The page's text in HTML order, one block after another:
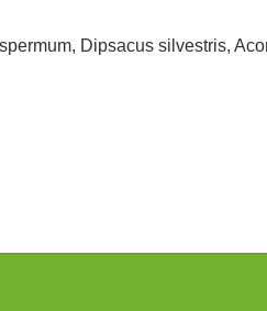
Dipsacus silvestris,